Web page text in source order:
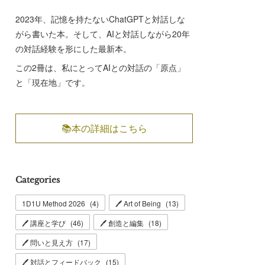
2023年、記憶を持たないChatGPTと対話しな
がら書いた本。そして、AIと対話しながら20年
の対話経験を形にした最新本。
この2冊は、私にとってAIとの対話の「原点」
と「現在地」です。
📚本の詳細はこちら
Categories
1D1U Method 2026 (4) 🖊 Art of Being (13)
🖊 講座と学び (46) 🖊 創造と編集 (18)
🖊 問いと見え方 (17)
🖊 対話とフィードバック
(15)